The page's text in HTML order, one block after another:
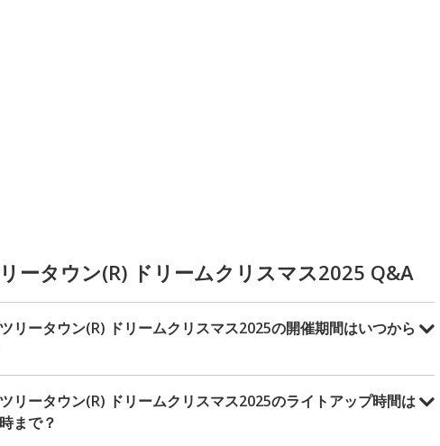
ータウン(R) ドリームクリスマス2025 Q&A
リータウン(R) ドリームクリスマス2025の開催期間はいつから
リータウン(R) ドリームクリスマス2025のライトアップ時間は
まで？